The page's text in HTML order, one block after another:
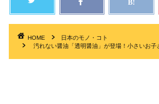
HOME
日本のモノ・コト
汚れない醤油「透明醤油」が登場！小さいお